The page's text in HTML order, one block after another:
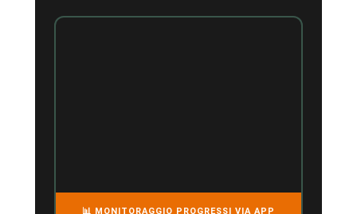
📊 MONITORAGGIO PROGRESSI VIA APP